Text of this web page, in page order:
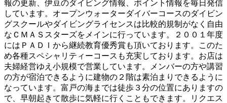
報の更新、伊豆のダイビング情報、ポイント情報を毎日発信
しています。オープンウォーターダイバーコースのダイビン
グスクールやダイビングライセンスは比較的規制がなく自由
なＣＭＡＳスターズをメインに行っています。２００１年度
にはＰＡＤＩから継続教育優秀賞も頂いております。このた
め各種スペシャリティーコースも充実しております。お店は
夫婦経営ゆえ小規模で営業しています。メンバーの方や講習
の方が宿泊できるように建物の２階は素泊まりできるように
なっています。富戸の海までは徒歩３分の位置にありますの
で、早朝起きて散歩に気軽に行くこともできます。リクエス